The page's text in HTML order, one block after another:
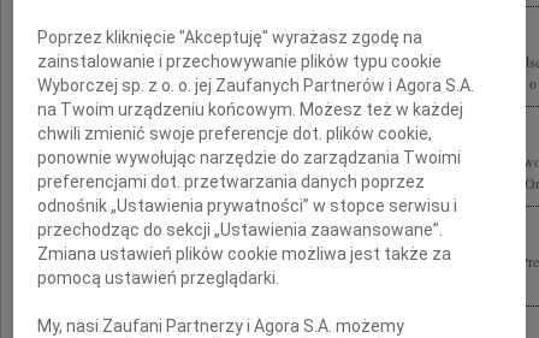
W katastrofie lotniczej pod Smoleńskiem zginął Mariusz Handzlik Dyplomata,
Prezydenta RP Msza św. pogrzebowa zostanie odprawiona 26 kwietnia 2010 roku
Z głębokim smutkiem żegnamy Mariusza Handzlika wspaniałego Dyplomatę
Konsultacyjengo Prezydentów Polski i Litwy Kawalera Krzyża Komandorskiego
Głęboko poruszeni tragiczną śmiercią Mariusza Handzlika Ministra w Kancelarii
Komitetu Narodowego UNICEF Córkom Synowi i Najbliższej Rodzinie wyrazy...
Poprzez kliknięcie "Akceptuję" wyrażasz zgodę na
zainstalowanie i przechowywanie plików typu cookie
Wyborczej sp. z o. o. jej Zaufanych Partnerów i Agora S.A.
na Twoim urządzeniu końcowym. Możesz też w każdej
chwili zmienić swoje preferencje dot. plików cookie,
ponownie wywołując narzędzie do zarządzania Twoimi
preferencjami dot. przetwarzania danych poprzez
odnośnik „Ustawienia prywatności” w stopce serwisu i
przechodząc do sekcji „Ustawienia zaawansowane”.
Zmiana ustawień plików cookie możliwa jest także za
pomocą ustawień przeglądarki.
My, nasi Zaufani Partnerzy i Agora S.A. możemy